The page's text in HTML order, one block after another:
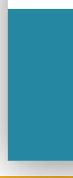
Un week-end placé